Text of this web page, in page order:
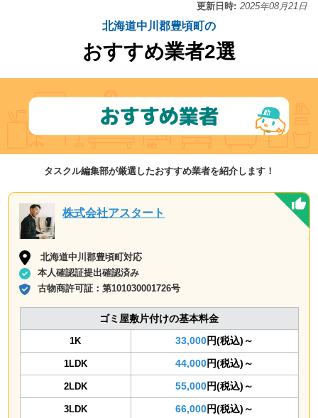
更新日時: 2025年08月21日
北海道中川郡豊頃町の
おすすめ業者2選
タスクル編集部が厳選したおすすめ業者を紹介します！
株式会社アスタート
北海道中川郡豊頃町対応
本人確認証提出確認済み
古物商許可証：第101030001726号
ゴミ屋敷片付けの基本料金
1K 33,000円(税込)～
1LDK 44,000円(税込)～
2LDK 55,000円(税込)～
3LDK 66,000円(税込)～